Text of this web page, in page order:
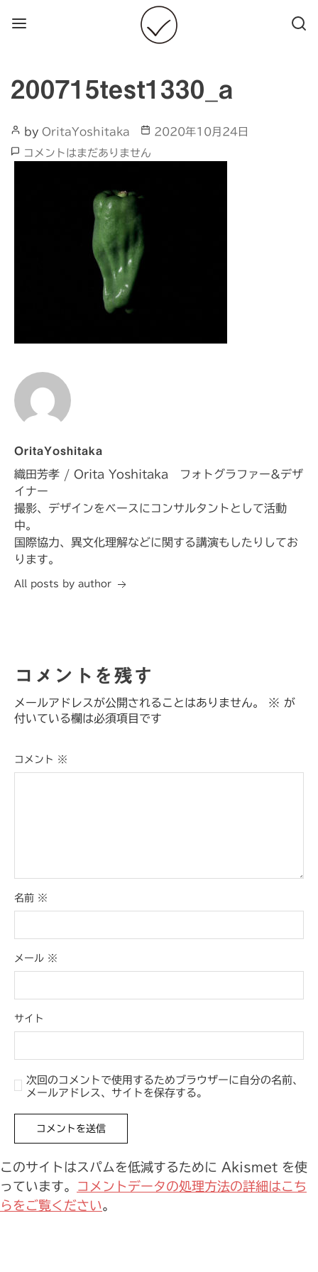
Menu Search
200715test1330_a
PostbyOritaYoshitaka
Post2020年10月24日
200715test1330_a
コメントはまだありません
OritaYoshitaka
織田芳孝 / Orita Yoshitaka フォトグラファー&デザ
イナー
撮影、デザインをベースにコンサルタントとして活動
中。
国際協力、異文化理解などに関する講演もしたりしてお
ります。
All posts by author
コメントを残す
メールアドレスが公開されることはありません。 ※ が
付いている欄は必須項目です
コメント ※
名前 ※
メール ※
サイト
次回のコメントで使用するためブラウザーに自分の名前、
メールアドレス、サイトを保存する。
このサイトはスパムを低減するために Akismet を使
っています。
コメントデータの処理方法の詳細はこち
らをご覧ください。